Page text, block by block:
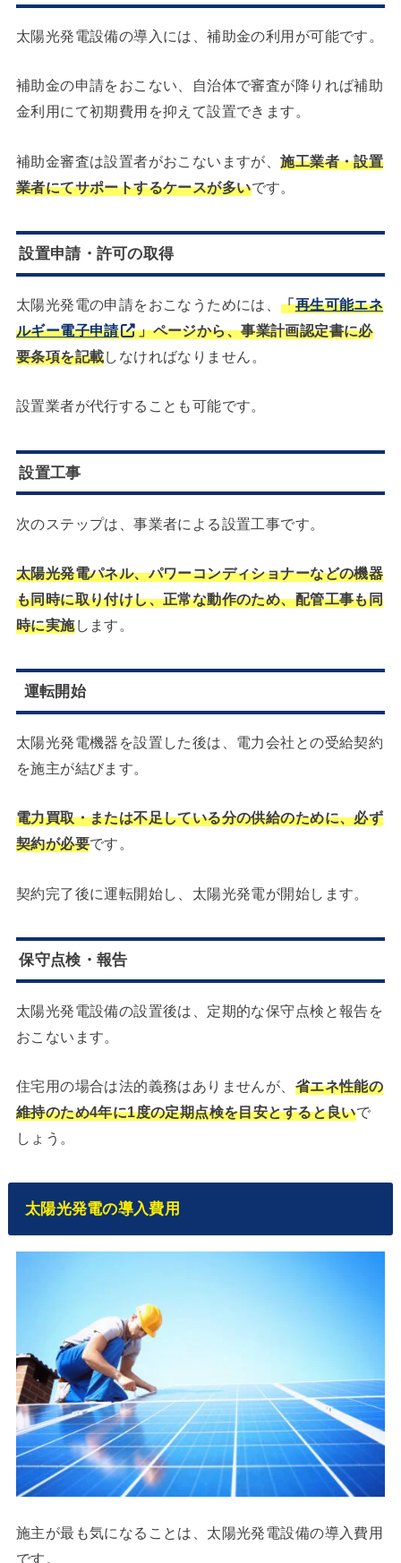
太陽光発電設備の導入には、補助金の利用が可能です。
補助金の申請をおこない、自治体で審査が降りれば補助
金利用にて初期費用を抑えて設置できます。
補助金審査は設置者がおこないますが、施工業者・設置
業者にてサポートするケースが多いです。
設置申請・許可の取得
太陽光発電の申請をおこなうためには、 「再生可能エネ
ルギー電子申請
」ページから、事業計画認定書に必
要条項を記載しなければなりません。
設置業者が代行することも可能です。
設置工事
次のステップは、事業者による設置工事です。
太陽光発電パネル、パワーコンディショナーなどの機器
も同時に取り付けし、正常な動作のため、配管工事も同
時に実施します。
運転開始
太陽光発電機器を設置した後は、電力会社との受給契約
を施主が結びます。
電力買取・または不足している分の供給のために、必ず
契約が必要です。
契約完了後に運転開始し、太陽光発電が開始します。
保守点検・報告
太陽光発電設備の設置後は、定期的な保守点検と報告を
おこないます。
住宅用の場合は法的義務はありませんが、 省エネ性能の
維持のため4年に1度の定期点検を目安とすると良いで
しょう。
太陽光発電の導入費用
施主が最も気になることは、太陽光発電設備の導入費用
です。